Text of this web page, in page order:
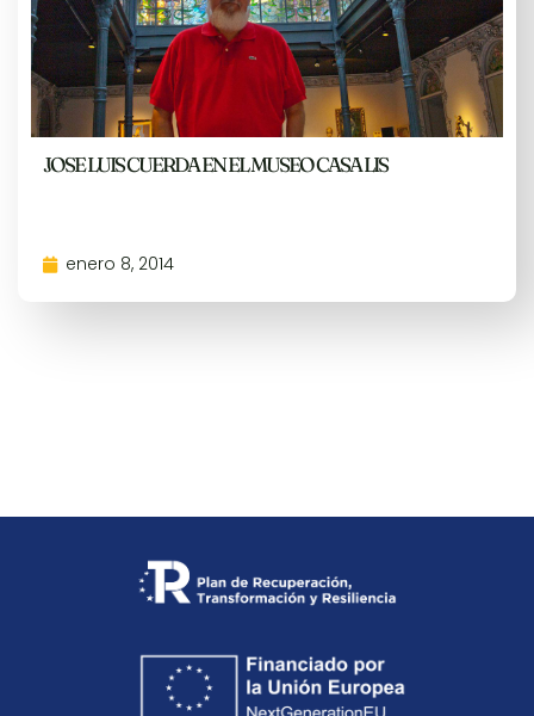
JOSE LUIS CUERDA EN EL MUSEO CASA LIS
enero 8, 2014